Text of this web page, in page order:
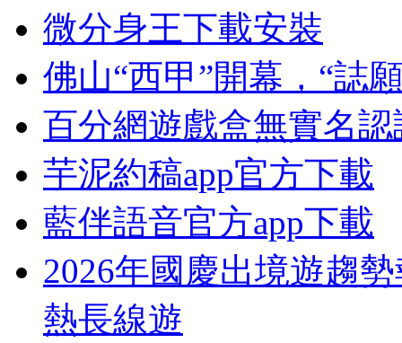
微分身王下載安裝
佛山“西甲”開幕，“誌
百分網遊戲盒無實名
芋泥約稿app官方下載
藍伴語音官方app下載
2026年國慶出境遊趨
熱長線遊